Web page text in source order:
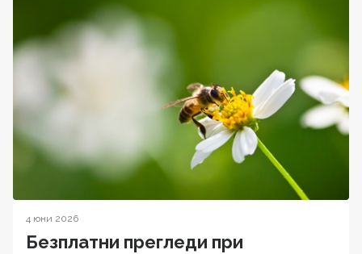
4 юни 2026
Безплатни прегледи при